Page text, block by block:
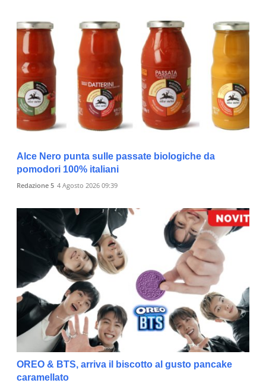
Alce Nero punta sulle passate biologiche da
pomodori 100% italiani
Redazione 5 4 Agosto 2026 09:39
OREO & BTS, arriva il biscotto al gusto pancake
caramellato